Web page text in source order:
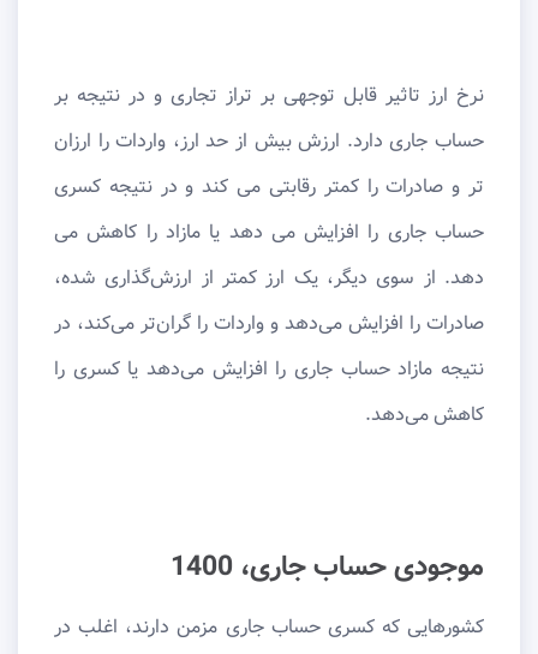
نرخ ارز تاثیر قابل توجهی بر تراز تجاری و در نتیجه بر
حساب جاری دارد. ارزش بیش از حد ارز، واردات را ارزان
تر و صادرات را کمتر رقابتی می کند و در نتیجه کسری
حساب جاری را افزایش می دهد یا مازاد را کاهش می
دهد. از سوی دیگر، یک ارز کمتر از ارزش‌گذاری شده،
صادرات را افزایش می‌دهد و واردات را گران‌تر می‌کند، در
نتیجه مازاد حساب جاری را افزایش می‌دهد یا کسری را
کاهش می‌دهد.
موجودی حساب جاری، 1400
کشورهایی که کسری حساب جاری مزمن دارند، اغلب در